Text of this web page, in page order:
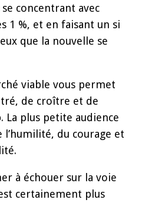
concentrant avec
1 %, et en faisant un si
que la nouvelle se
viable vous permet
de croître et de
La plus petite audience
l’humilité, du courage et
à échouer sur la voie
certainement plus